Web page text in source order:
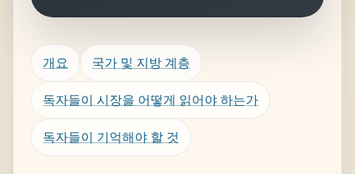
개요 국가 및 지방 계층
독자들이 시장을 어떻게 읽어야 하는가
독자들이 기억해야 할 것